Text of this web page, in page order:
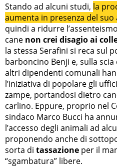
Stando ad alcuni studi, la
aumenta in presenza del suo
quindi a ridurre
cane non crei disagio ai
la stessa Serafini si reca sul
barboncino Benji e, sulla scia
altri dipendenti comunali
l’iniziativa di popolare gli
zampe, portandosi dietro
carlino. Eppure, proprio nel
sindaco Marco Bucci ha
l’accesso degli animali ad
proponendo anche di
sorta di tassazione per il
“sgambatura” libere.